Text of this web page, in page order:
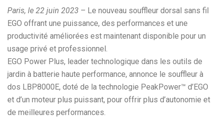
Paris, le 22 juin 2023 – Le nouveau souffleur dorsal sans fil
EGO offrant une puissance, des performances et une
productivité améliorées est maintenant disponible pour un
usage privé et professionnel.
EGO Power Plus, leader technologique dans les outils de
jardin à batterie haute performance, annonce le souffleur à
dos LBP8000E, doté de la technologie PeakPower™ d’EGO
et d’un moteur plus puissant, pour offrir plus d’autonomie et
de meilleures performances.